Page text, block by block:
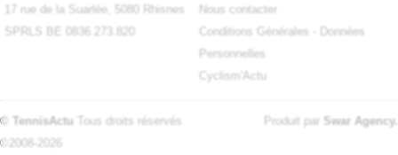
17 rue de la Suarlée, 5080 Rhisnes
SPRLS BE 0836.273.820
Nous contacter
Conditions Générales
Données
Personnelles
Cyclism'Actu
© TennisActu Tous droits réservés
©2008-2026
Produit par Swar Agency.